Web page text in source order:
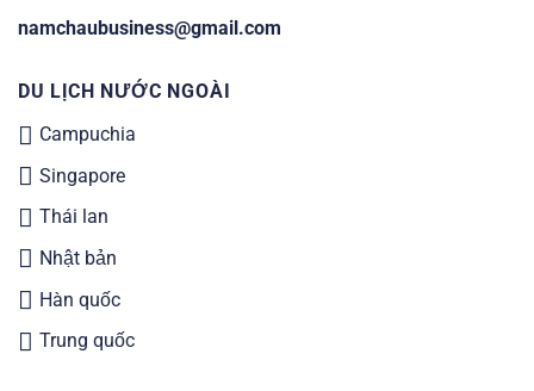
namchaubusiness@gmail.com
DU LỊCH NƯỚC NGOÀI
Campuchia
Singapore
Thái lan
Nhật bản
Hàn quốc
Trung quốc